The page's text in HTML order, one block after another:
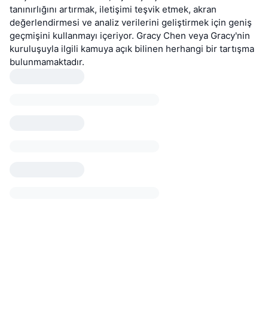
tanınırlığını artırmak, iletişimi teşvik etmek, akran
değerlendirmesi ve analiz verilerini geliştirmek için geniş
geçmişini kullanmayı içeriyor. Gracy Chen veya Gracy'nin
kuruluşuyla ilgili kamuya açık bilinen herhangi bir tartışma
bulunmamaktadır.